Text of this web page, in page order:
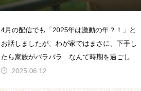
4月の配信でも「2025年は激動の年？！」と
お話しましたが、わが家ではまさに、下手し
たら家族がバラバラ…なんて時期を過ごして
おります（汗）YouTube更新のお知らせ関東
2025.06.12